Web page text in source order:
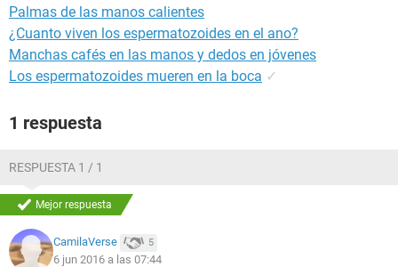
Palmas de las manos calientes
¿Cuanto viven los espermatozoides en el ano?
Manchas cafés en las manos y dedos en jóvenes
Los espermatozoides mueren en la boca ✓
1 respuesta
RESPUESTA 1 / 1
Mejor respuesta
CamilaVerse 5
6 jun 2016 a las 07:44